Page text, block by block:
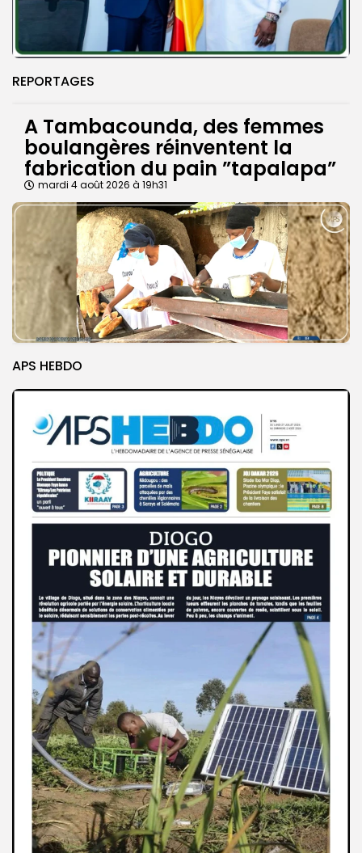
REPORTAGES
A Tambacounda, des femmes
boulangères réinventent la
fabrication du pain ”tapalapa”
mardi 4 août 2026 à 19h31
APS HEBDO